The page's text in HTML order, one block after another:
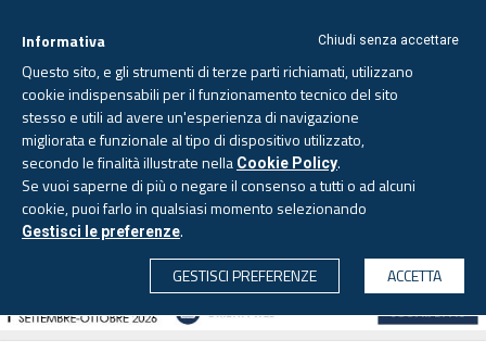
CERCA
Giovedì, 6 agosto 2026 - Aggiornato alle 6.00
Chiudi senza accettare
Informativa
Questo sito, e gli strumenti di terze parti richiamati, utilizzano
cookie indispensabili per il funzionamento tecnico del sito
stesso e utili ad avere un'esperienza di navigazione
migliorata e funzionale al tipo di dispositivo utilizzato,
secondo le finalità illustrate nella Cookie Policy.
Se vuoi saperne di più o negare il consenso a tutti o ad alcuni
cookie, puoi farlo in qualsiasi momento selezionando
Gestisci le preferenze.
GESTISCI PREFERENZE
ACCETTA